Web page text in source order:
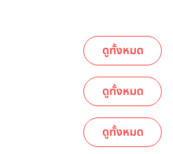
ดูทั้งหมด
ดูทั้งหมด
ดูทั้งหมด